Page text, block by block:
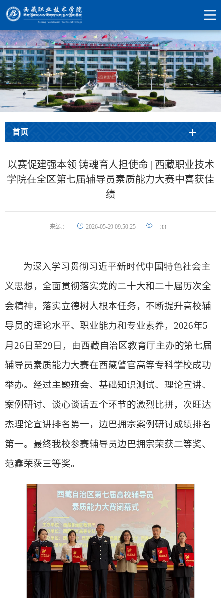
首页
以赛促建强本领 铸魂育人担使命 | 西藏职业技术
学院在全区第七届辅导员素质能力大赛中喜获佳
绩
来源： 2026-05-29 09:50:25 33
为深入学习贯彻习近平新时代中国特色社会主
义思想，全面贯彻落实党的二十大和二十届历次全
会精神，落实立德树人根本任务，不断提升高校辅
导员的理论水平、职业能力和专业素养，2026年5
月26日至29日，由西藏自治区教育厅主办的第七届
辅导员素质能力大赛在西藏警官高等专科学校成功
举办。经过主题班会、基础知识测试、理论宣讲、
案例研讨、谈心谈话五个环节的激烈比拼，次旺达
杰理论宣讲排名第一，边巴拥宗案例研讨成绩排名
第一。最终我校参赛辅导员边巴拥宗荣获二等奖、
范鑫荣获三等奖。